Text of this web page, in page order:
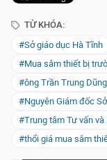
TỪ KHÓA:
#Sở giáo dục Hà Tĩnh
#Mua sắm thiết bị
#ông Trần Trung Dũng
#Nguyên Giám đốc
#Trung tâm Tư vấn
#thổi giá mua sắm